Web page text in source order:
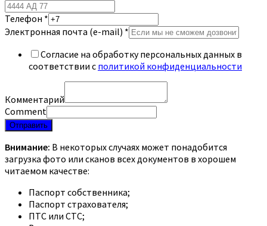
Телефон *
Электронная почта (e-mail) *
Согласие на обработку персональных данных в
соответствии с политикой конфиденциальности
Комментарий
Comment
Отправить
Внимание: В некоторых случаях может понадобится
загрузка фото или сканов всех документов в хорошем
читаемом качестве:
Паспорт собственника;
Паспорт страхователя;
ПТС или СТС;